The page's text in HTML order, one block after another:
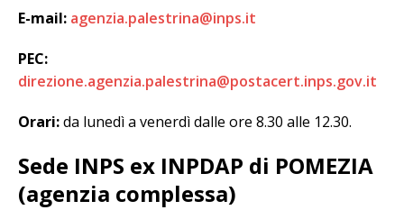
E-mail: agenzia.palestrina@inps.it
PEC:
direzione.agenzia.palestrina@postacert.inps.gov.it
Orari:da lunedì a venerdì dalle ore 8.30 alle 12.30.
Sede INPS ex INPDAP di POMEZIA
(agenzia complessa)